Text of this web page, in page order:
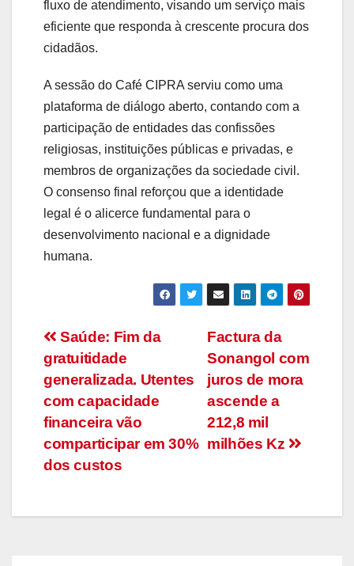
fluxo de atendimento, visando um serviço mais
eficiente que responda à crescente procura dos
cidadãos.
A sessão do Café CIPRA serviu como uma
plataforma de diálogo aberto, contando com a
participação de entidades das confissões
religiosas, instituições públicas e privadas, e
membros de organizações da sociedade civil.
O consenso final reforçou que a identidade
legal é o alicerce fundamental para o
desenvolvimento nacional e a dignidade
humana.
Navegação
de
artigos
Factura da
Sonangol com
juros de mora
ascende a
212,8 mil
milhões Kz
Saúde: Fim da
gratuitidade
generalizada. Utentes
com capacidade
financeira vão
comparticipar em 30%
dos custos